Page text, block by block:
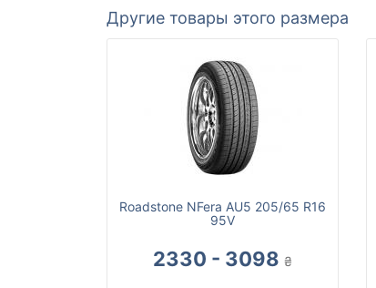
Другие товары этого размера
Roadstone NFera AU5 205/65 R16
95V
2330 - 3098 ₴